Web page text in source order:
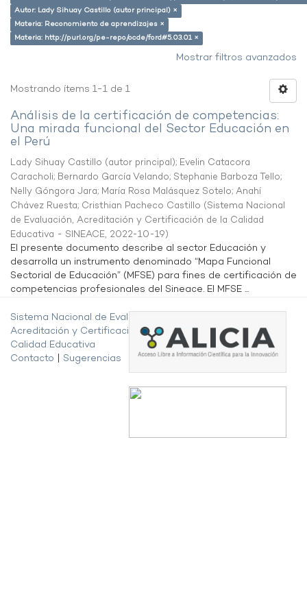
Autor: Lady Sihuay Castillo (autor principal) ×
Materia: Reconomiento de aprendizajes ×
Materia: http://purl.org/pe-repo/ocde/ford#5.03.01 ×
Mostrar filtros avanzados
Mostrando ítems 1-1 de 1
Análisis de la certificación de competencias:
Una mirada funcional del Sector Educación en
el Perú
Lady Sihuay Castillo (autor principal); Evelin Catacora
Caracholi; Bernardo García Velando; Stephanie Barboza Tello;
Nelly Góngora Jara; María Rosa Malásquez Sotelo; Anahí
Chávez Ruesta; Cristhian Pacheco Castillo (Sistema Nacional
de Evaluación, Acreditación y Certificación de la Calidad
Educativa - SINEACE, 2022-10-19)
El presente documento describe al sector Educación y
desarrolla un instrumento denominado “Mapa Funcional
Sectorial de Educación” (MFSE) para fines de certificación de
competencias profesionales del Sineace. El MFSE ...
Sistema Nacional de Evaluación,
Acreditación y Certificación de la
Calidad Educativa
Contacto
Sugerencias